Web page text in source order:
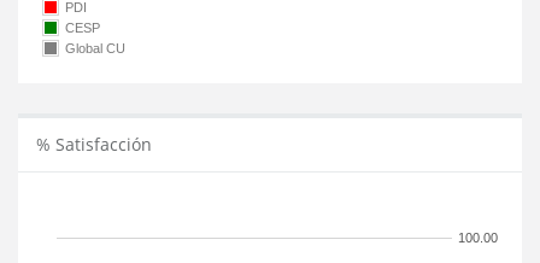
PDI
CESP
Global CU
% Satisfacción
100.00